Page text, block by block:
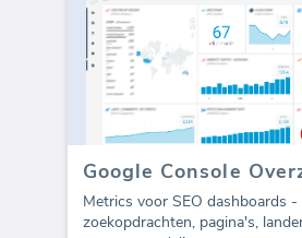
Google Console
Metrics voor SEO dashboards
zoekopdrachten, pagina's,